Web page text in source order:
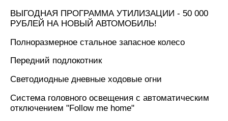
ВЫГОДНАЯ ПРОГРАММА УТИЛИЗАЦИИ - 50 000
РУБЛЕЙ НА НОВЫЙ АВТОМОБИЛЬ!
Полноразмерное стальное запасное колесо
Передний подлокотник
Светодиодные дневные ходовые огни
Система головного освещения с автоматическим
отключением "Follow me home"